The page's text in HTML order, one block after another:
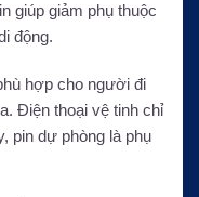
giúp giảm phụ thuộc
động.
hợp cho người đi
Điện thoại vệ tinh chỉ
pin dự phòng là phụ